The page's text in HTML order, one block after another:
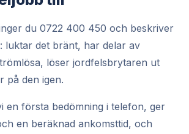
du 0722 400 450 och beskriver
luktar det bränt, har delar av
löser jordfelsbrytaren ut
på den igen.
en första bedömning i telefon, ger
en beräknad ankomsttid, och